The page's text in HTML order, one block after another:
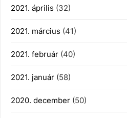
2021. április (32)
2021. március (41)
2021. február (40)
2021. január (58)
2020. december (50)